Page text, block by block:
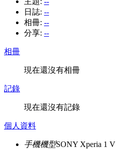
日誌: --
相冊: --
分享: --
相冊
現在還沒有相冊
記錄
現在還沒有記錄
個人資料
手機機型SONY Xperia 1 V